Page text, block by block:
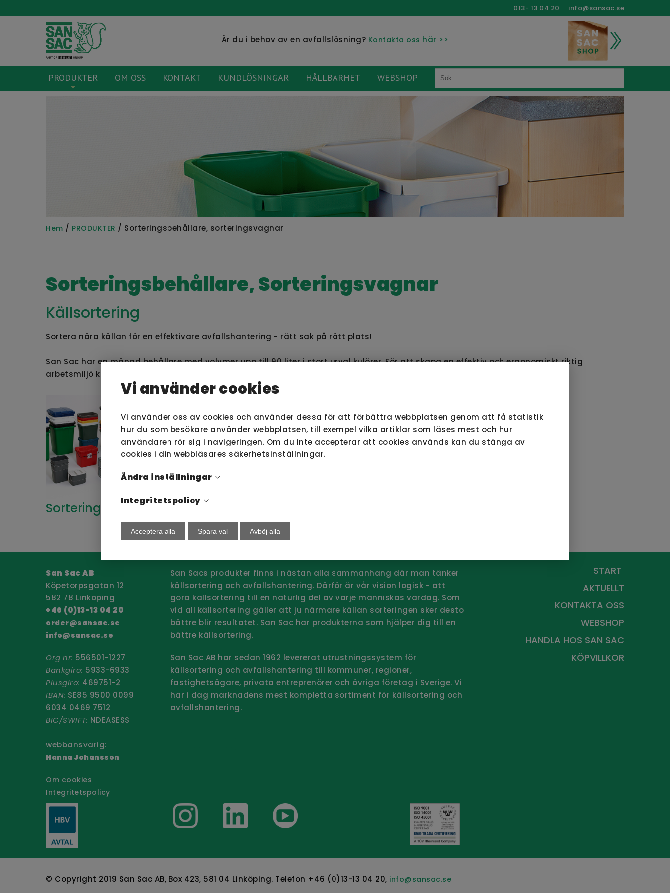
Vi använder cookies
Vi använder oss av cookies och använder dessa för att förbättra webbplatsen genom att få statistik
hur du som besökare använder webbplatsen, till exempel vilka artiklar som läses mest och hur
användaren rör sig i navigeringen. Om du inte accepterar att cookies används kan du stänga av
cookies i din webbläsares säkerhetsinställningar.
Ändra inställningar
Integritetspolicy
Acceptera alla Spara val Avböj alla
013- 13 04 20 info@sansac.se
Är du i behov av en avfallslösning? Kontakta oss här >>
PRODUKTER OM OSS KONTAKT KUNDLÖSNINGAR HÅLLBARHET WEBSHOP
Hem / PRODUKTER / Sorteringsbehållare, sorteringsvagnar
Sorteringsbehållare, Sorteringsvagnar
Källsortering
Sortera nära källan för en effektivare avfallshantering - rätt sak på rätt plats!
San Sac har en mängd behållare med volymer upp till 90 liter i stort urval kulörer.För att skapa en effektiv och ergonomiskt riktig
arbetsmiljö kombinerar du behållare och säckar
Sorteringsbehållare Sorteringsvagnar
San Sac AB
Köpetorpsgatan 12
582 78 Linköping
+46 (0)13-13 04 20
order@sansac.se
info@sansac.se
Org nr: 556501-1227
Bankgiro: 5933-6933
Plusgiro: 469751-2
IBAN: SE85 9500 0099
6034 0469 7512
BIC/SWIFT: NDEASESS
webbansvarig:
Hanna Johansson
Om cookies
Integritetspolicy
San Sacs produkter finns i nästan alla sammanhang där man tänker
källsortering och avfallshantering. Därför är vår vision logisk - att
göra källsortering till en naturlig del av varje människas vardag. Som
vid all källsortering gäller att ju närmare källan sorteringen sker desto
bättre blir resultatet. San Sac har produkterna som hjälper dig till en
bättre källsortering.
San Sac AB har sedan 1962 levererat utrustningssystem för
källsortering och avfallshantering till kommuner, regioner,
fastighetsägare, privata entreprenörer och övriga företag i Sverige.Vi
har i dag marknadens mest kompletta sortiment för källsortering och
avfallshantering.
START
AKTUELLT
KONTAKTA OSS
WEBSHOP
HANDLA HOS SAN SAC
KÖPVILLKOR
© Copyright 2019 San Sac AB, Box 423, 581 04 Linköping. Telefon +46 (0)13-13 04 20, info@sansac.se